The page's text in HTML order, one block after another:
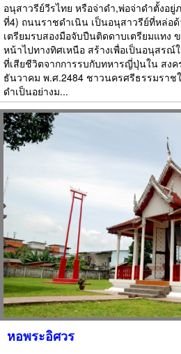
อนุสาวรีย์วีรไทย หรือจ่าดำ,พ่อจ่าดำตั้ง
ที่4) ถนนราชดำเนิน เป็นอนุสาวรีย์ที่หล่อ
เตรียมรบสองมือจับปืนติดดาบเตรียมแทง
หน้าไปทางทิศเหนือ สร้างเพื่อเป็นอนุสร
ที่เสียชีวิตจากการรบกับทหารญี่ปุ่นใน สงค
ธันวาคม พ.ศ.2484 ชาวนครศรีธรรมราช
ดำเป็นอย่างม...
หอพระอิศวร